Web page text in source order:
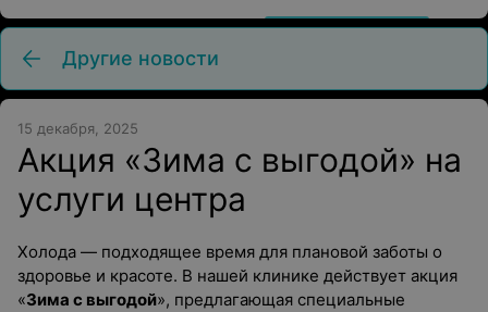
Другие новости
15 декабря, 2025
Акция «Зима с выгодой» на
услуги центра
Холода — подходящее время для плановой заботы о
здоровье и красоте. В нашей клинике действует акция
«Зима с выгодой», предлагающая специальные